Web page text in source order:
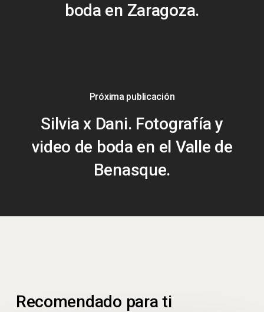
boda en Zaragoza.
Próxima publicación
Silvia x Dani. Fotografía y
video de boda en el Valle de
Benasque.
Recomendado para ti